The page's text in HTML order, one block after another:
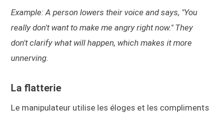
Example: A person lowers their voice and says, "You
really don't want to make me angry right now." They
don't clarify what will happen, which makes it more
unnerving.
La flatterie
Le manipulateur utilise les éloges et les compliments